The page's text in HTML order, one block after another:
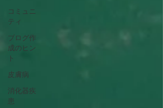
コミュニ
ティ
ブログ作
成のヒン
ト
皮膚病
消化器疾
患